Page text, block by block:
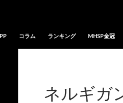
PP
コラム ランキング MHSP金冠
ネルギガ